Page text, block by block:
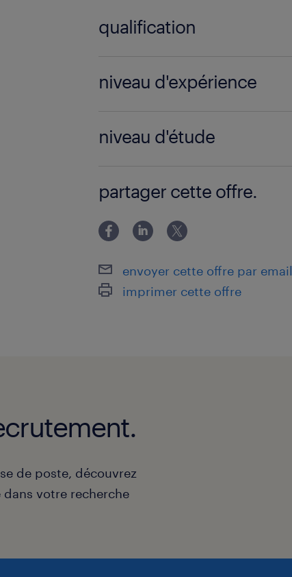
qualification
niveau d'expérience
niveau d'étude
partager cette offre.
envoyer cette offre par email
imprimer cette offre
de poste, découvrez
votre recherche